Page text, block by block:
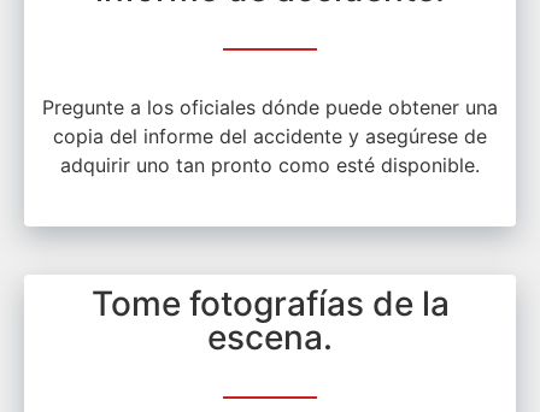
Pregunte a los oficiales dónde puede obtener una
copia del informe del accidente y asegúrese de
adquirir uno tan pronto como esté disponible.
Tome fotografías de la
escena.